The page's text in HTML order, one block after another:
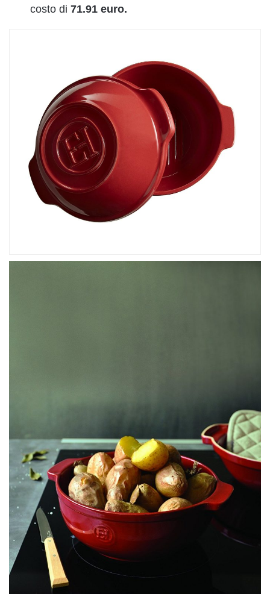
costo di 71.91 euro.